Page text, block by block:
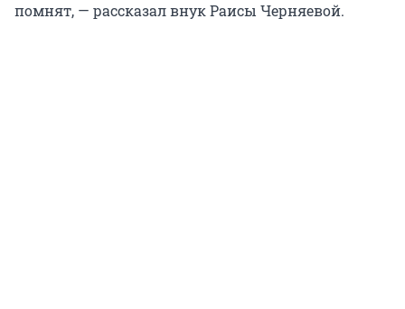
помнят, — рассказал внук Раисы Черняевой.